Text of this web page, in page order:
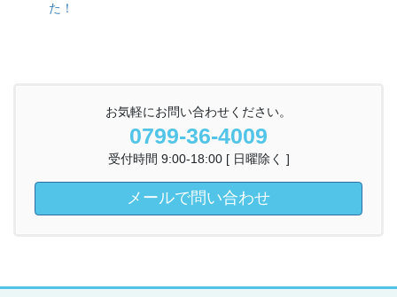
た！
お気軽にお問い合わせください。
0799-36-4009
受付時間 9:00-18:00 [ 日曜除く ]
メールで問い合わせ